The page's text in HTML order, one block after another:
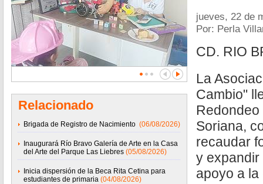
Relacionado
Brigada de Registro de Nacimiento (06/08/2026)
Inaugurará Río Bravo Galería de Arte en la Casa
del Arte del Parque Las Liebres (05/08/2026)
Inicia dispersión de la Beca Rita Cetina para
estudiantes de primaria (04/08/2026)
jueves, 22 de
Por: Perla
CD. RIO
La
Cambio"
Soriana,
recaudar
y
apoyo a